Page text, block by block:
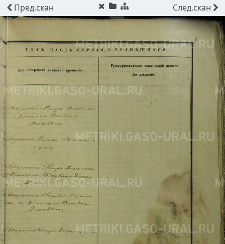
Пред.скан След.скан